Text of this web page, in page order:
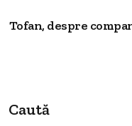
Tofan, despre
Caută